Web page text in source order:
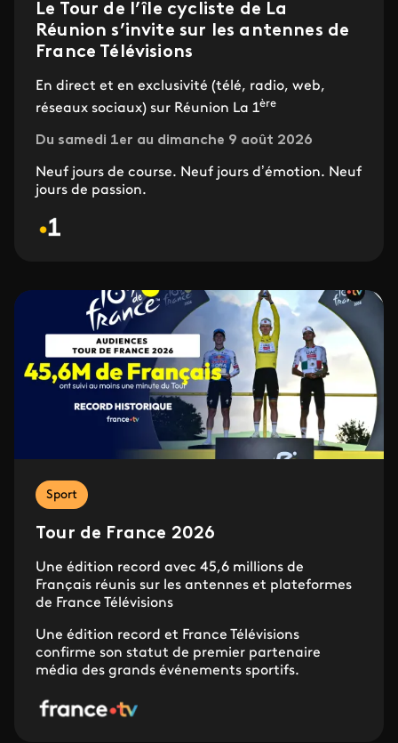
Le Tour de l’île cycliste de La
Réunion s’invite sur les antennes de
France Télévisions
En direct et en exclusivité (télé, radio, web,
réseaux sociaux) sur Réunion La 1ère
Du samedi 1er au dimanche 9 août 2026
Neuf jours de course. Neuf jours d’émotion. Neuf
jours de passion.
Sport
Tour de France 2026
Une édition record avec 45,6 millions de
Français réunis sur les antennes et plateformes
de France Télévisions
Une édition record et France Télévisions
confirme son statut de premier partenaire
média des grands événements sportifs.